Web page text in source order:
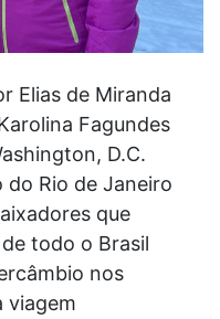
Elias de Miranda
Fagundes
D.C.
Rio de Janeiro
que
todo o Brasil
nos
viagem